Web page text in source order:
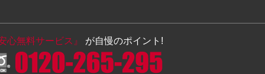
心無料サービス』 が自慢のポイント!